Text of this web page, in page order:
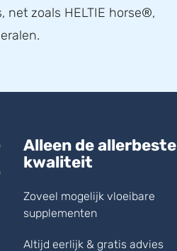
net zoals HELTIE horse®,
Alleen de allerbeste
kwaliteit
Zoveel mogelijk vloeibare
supplementen
Altijd eerlijk & gratis advies